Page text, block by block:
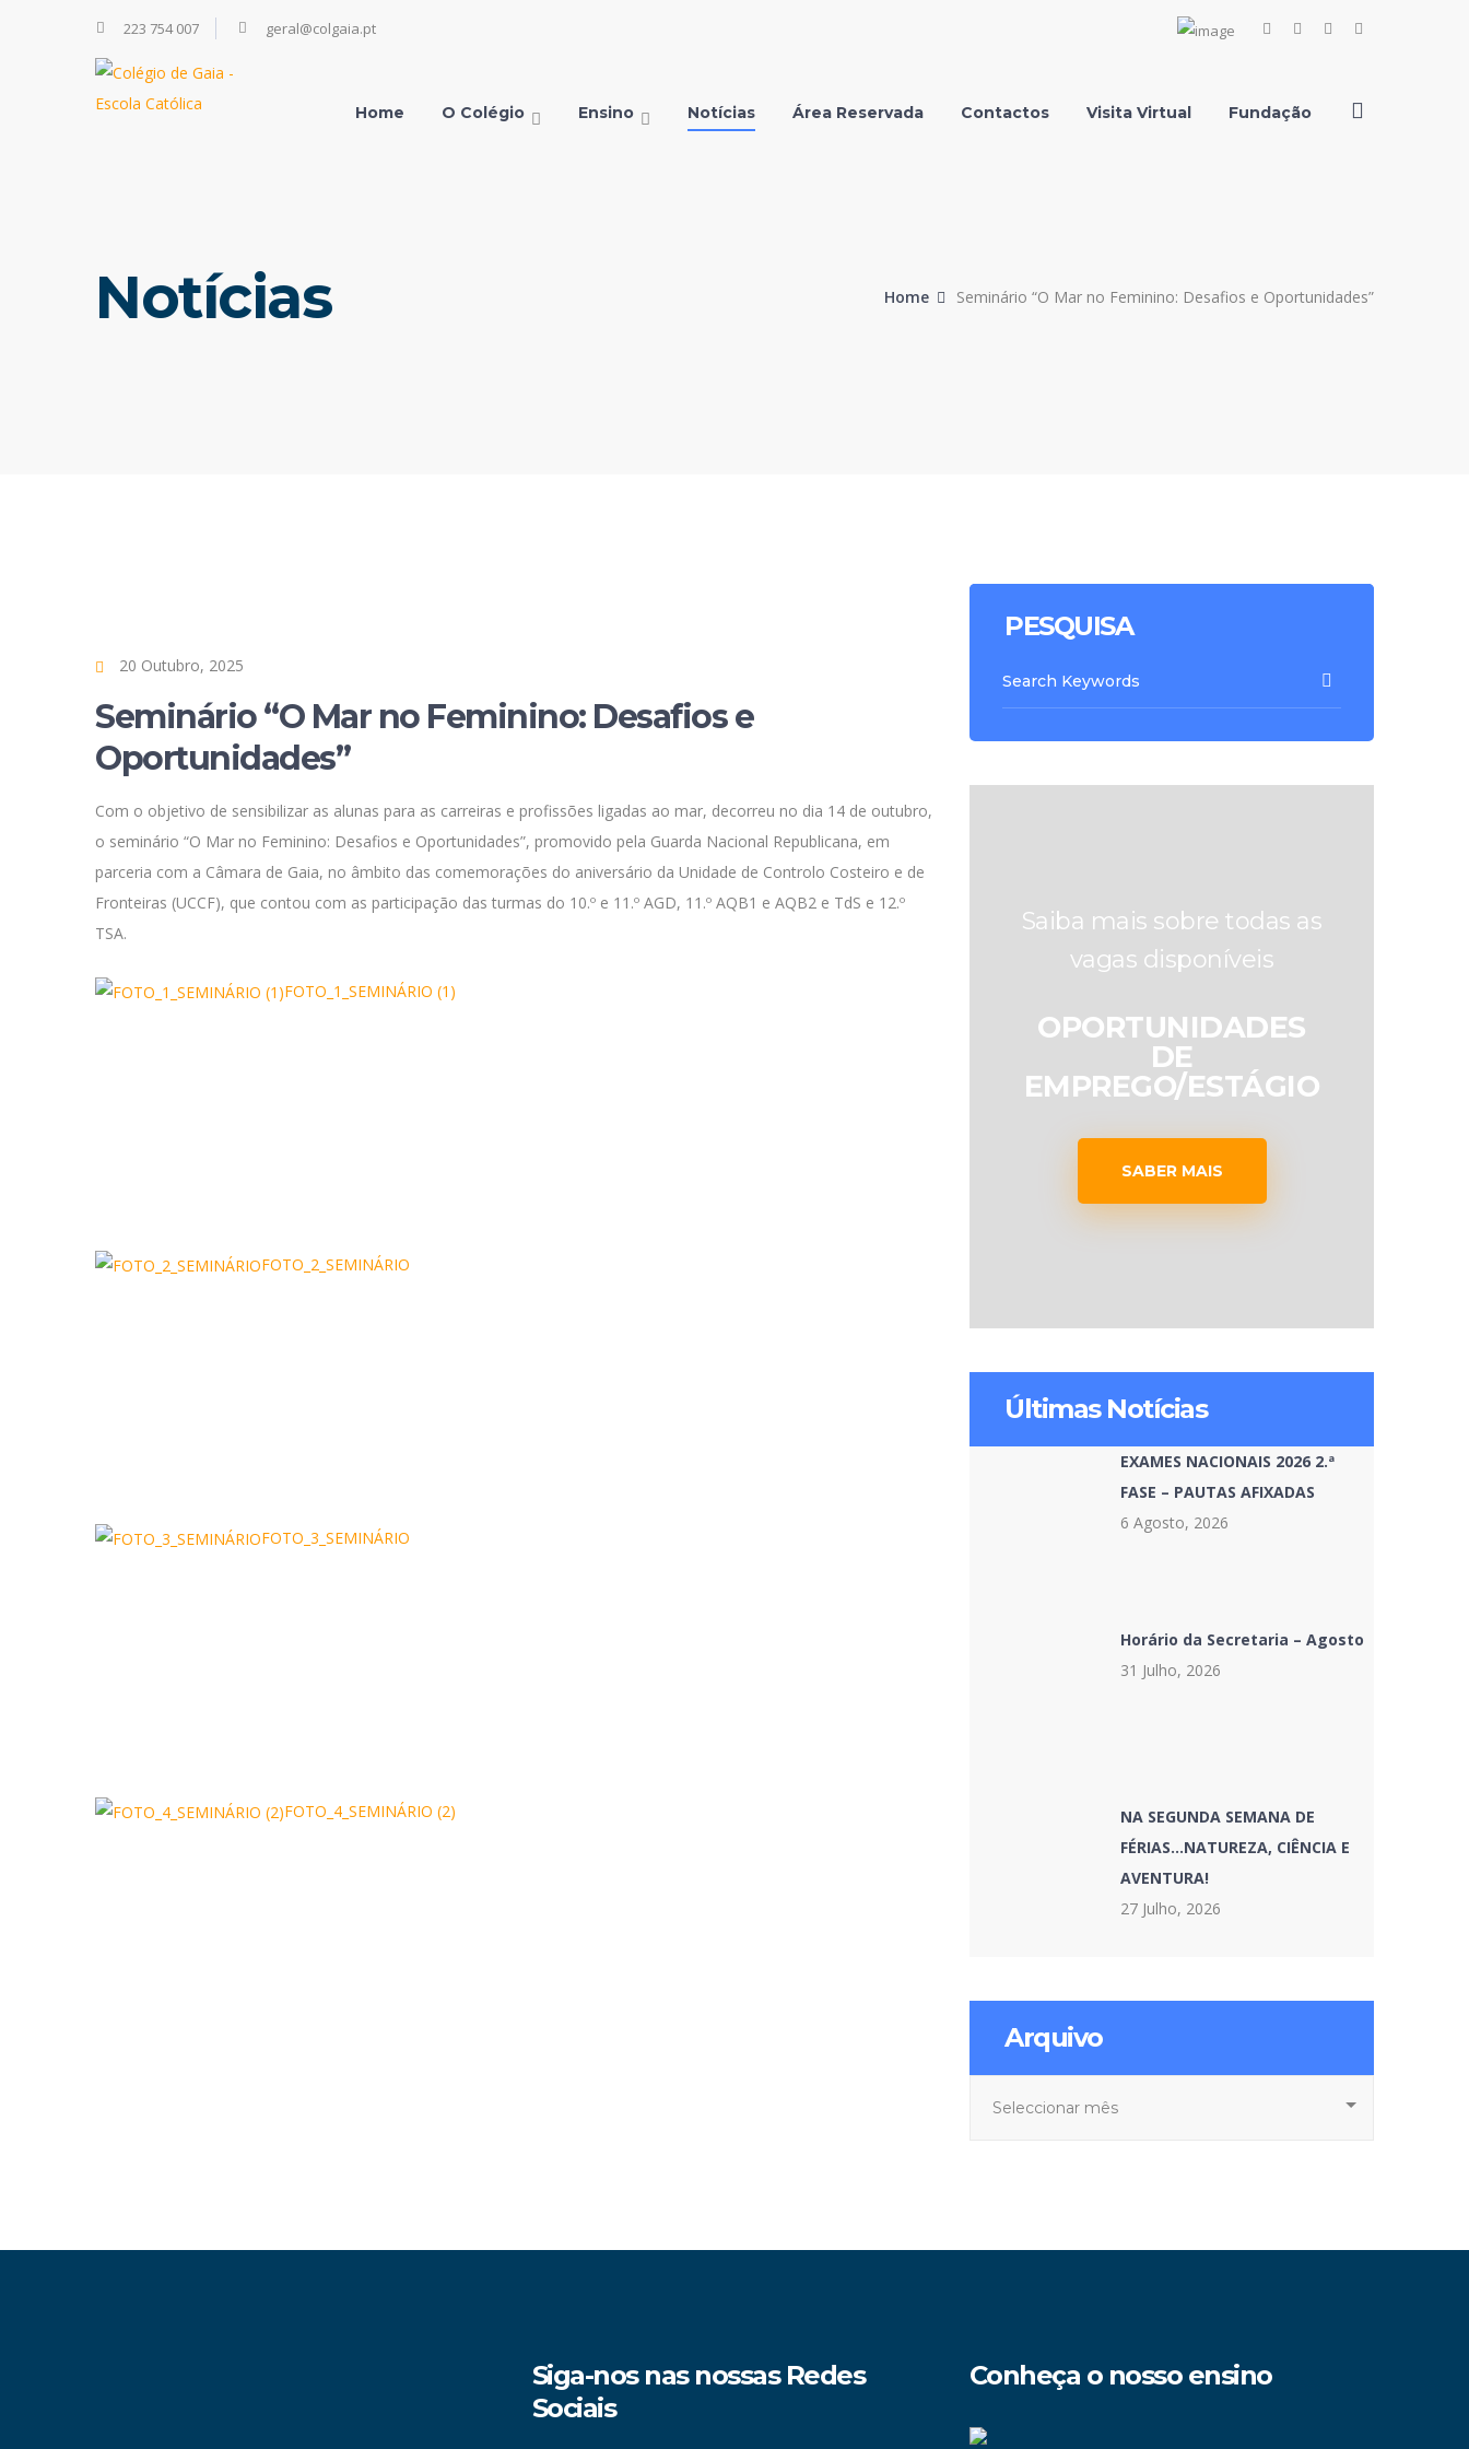
223 754 007 geral@colgaia.pt
FacebookInstagramYoutube
Home O Colégio Ensino Notícias Área Reservada Contactos Visita Virtual Fundação
Notícias Home Seminário “O Mar no Feminino: Desafios e Oportunidades”
20 Outubro, 2025
Seminário “O Mar no Feminino: Desafios e
Oportunidades”
Com o objetivo de sensibilizar as alunas para as carreiras e profissões ligadas ao mar, decorreu no dia 14 de outubro,
o seminário “O Mar no Feminino: Desafios e Oportunidades”, promovido pela Guarda Nacional Republicana, em
parceria com a Câmara de Gaia, no âmbito das comemorações do aniversário da Unidade de Controlo Costeiro e de
Fronteiras (UCCF), que contou com as participação das turmas do 10.º e 11.º AGD, 11.º AQB1 e AQB2 e TdS e 12.º
TSA.
FOTO_1_SEMINÁRIO (1)
FOTO_2_SEMINÁRIO
FOTO_3_SEMINÁRIO
FOTO_4_SEMINÁRIO (2)
PESQUISA
Saiba mais sobre todas as
vagas disponíveis
OPORTUNIDADES
DE
EMPREGO/ESTÁGIO
SABER MAIS
Últimas Notícias
EXAMES NACIONAIS 2026 2.ª
FASE – PAUTAS AFIXADAS
6 Agosto, 2026
Horário da Secretaria – Agosto
31 Julho, 2026
NA SEGUNDA SEMANA DE
FÉRIAS…NATUREZA, CIÊNCIA E
AVENTURA!
27 Julho, 2026
Arquivo
Siga-nos nas nossas Redes
Sociais
Conheça o nosso ensino